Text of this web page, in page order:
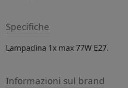
Specifiche
Lampadina 1x max 77W E27.
Informazioni sul brand